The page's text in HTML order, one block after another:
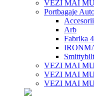
VEZI MAI
Portbagaje
Arb
Fabrika
Smittybilt
VEZI MAI
VEZI MAI
VEZI MAI